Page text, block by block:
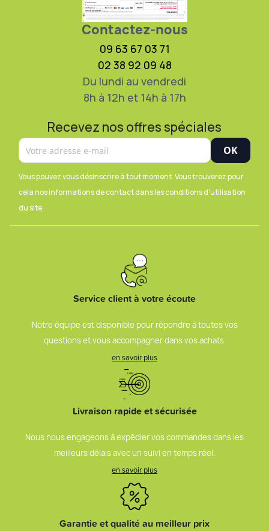
Contactez-nous
09 63 67 03 71
02 38 92 09 48
Du lundi au vendredi
8h à 12h et 14h à 17h
Recevez nos offres spéciales
Vous pouvez vous désinscrire à tout moment. Vous trouverez pour
cela nos informations de contact dans les conditions d'utilisation
du site.
Service client à votre écoute
Notre équipe est disponible pour répondre à toutes vos
questions et vous accompagner dans vos achats.
en savoir plus
Livraison rapide et sécurisée
Nous nous engageons à expédier vos commandes dans les
meilleurs délais avec un suivi en temps réel.
en savoir plus
Garantie et qualité au meilleur prix